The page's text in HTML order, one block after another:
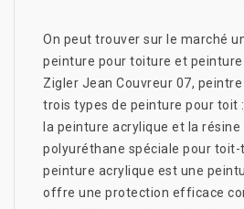
On peut trouver sur le marché
peinture pour toiture et
Zigler Jean Couvreur 07,
trois types de peinture pour toit
la peinture acrylique et la
polyuréthane spéciale pour toit-
peinture acrylique est une
offre une protection efficace